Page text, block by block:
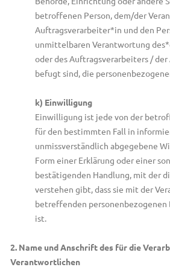
betroffenen Person, dem/der
Auftragsverarbeiter*in und den
unmittelbaren Verantwortung
oder des Auftragsverarbeiters /
befugt sind, die
k) Einwilligung
Einwilligung ist jede von der
für den bestimmten Fall in
unmissverständlich abgegebene
Form einer Erklärung oder einer
bestätigenden Handlung, mit der
verstehen gibt, dass sie mit der
betreffenden personenbezogenen
ist.
2. Name und Anschrift des für die
Verantwortlichen